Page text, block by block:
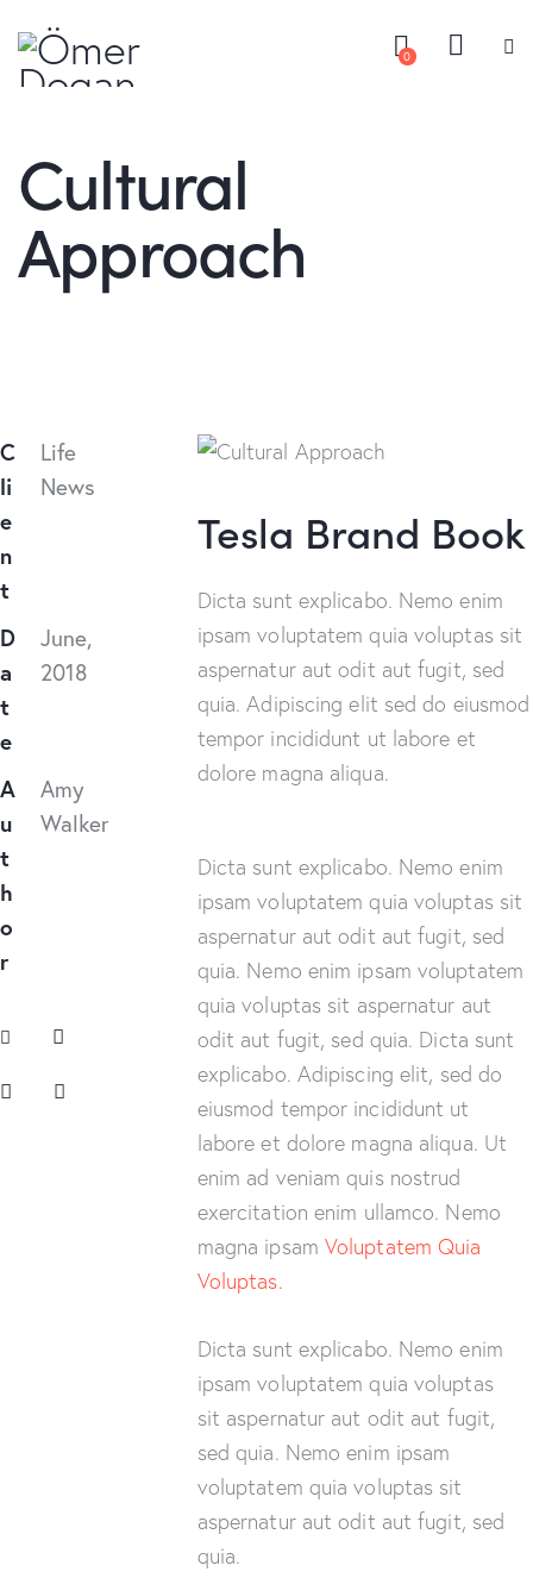
0
Cultural
Approach
C
li
e
n
t
Life
News
D
a
t
e
June,
2018
A
u
t
h
o
r
Amy
Walker
Tesla Brand Book
Dicta sunt explicabo. Nemo enim
ipsam voluptatem quia voluptas sit
aspernatur aut odit aut fugit, sed
quia. Adipiscing elit sed do eiusmod
tempor incididunt ut labore et
dolore magna aliqua.
Dicta sunt explicabo. Nemo enim
ipsam voluptatem quia voluptas sit
aspernatur aut odit aut fugit, sed
quia. Nemo enim ipsam voluptatem
quia voluptas sit aspernatur aut
odit aut fugit, sed quia. Dicta sunt
explicabo. Adipiscing elit, sed do
eiusmod tempor incididunt ut
labore et dolore magna aliqua. Ut
enim ad veniam quis nostrud
exercitation enim ullamco. Nemo
magna ipsam Voluptatem Quia
Voluptas.
Dicta sunt explicabo. Nemo enim
ipsam voluptatem quia voluptas
sit aspernatur aut odit aut fugit,
sed quia. Nemo enim ipsam
voluptatem quia voluptas sit
aspernatur aut odit aut fugit, sed
quia.